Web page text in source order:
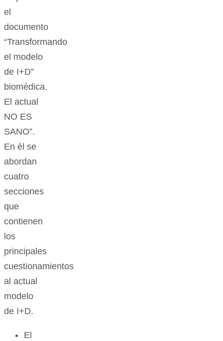
el
documento
“Transformando
el modelo
de I+D”
biomédica.
El actual
NO ES
SANO”.
En él se
abordan
cuatro
secciones
que
contienen
los
principales
cuestionamientos
al actual
modelo
de I+D.
El